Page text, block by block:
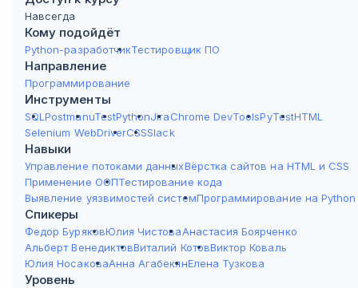
Навсегда
Кому подойдёт
Python-разработчикТестировщик ПО
Направление
Программирование
Инструменты
SQL PostmanuTestPythonJiraChrome DevToolsPyTestHTML
Selenium WebDriverCSSSlack
Навыки
Управление потоками данныхВёрстка сайтов на HTML и CSS
Применение ООПТестирование кода
Выявление уязвимостей системПрограммирование на Python
Спикеры
Федор БуряковЮлия ЧистоваАнастасия Боярченко
Альберт ВенедиктовВиталий КотовВиктор Коваль
Юлия НосаковаАнна АгабекянЕлена Тузкова
Уровень